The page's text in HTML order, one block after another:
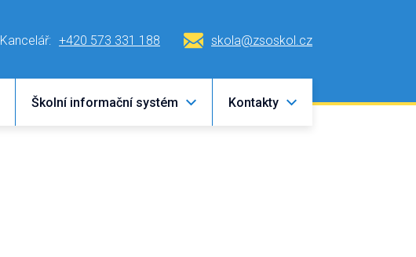
Kancelář: +420 573 331 188 skola@zsoskol.cz
Školní informační systém Kontakty